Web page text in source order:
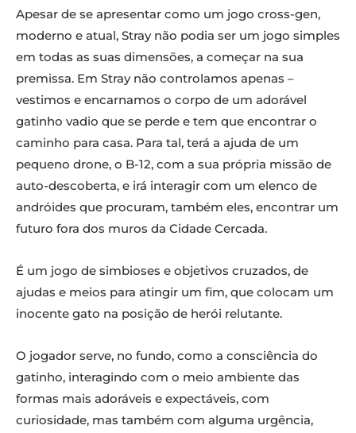
Apesar de se apresentar como um jogo cross-gen,
moderno e atual, Stray não podia ser um jogo simples
em todas as suas dimensões, a começar na sua
premissa. Em Stray não controlamos apenas –
vestimos e encarnamos o corpo de um adorável
gatinho vadio que se perde e tem que encontrar o
caminho para casa. Para tal, terá a ajuda de um
pequeno drone, o B-12, com a sua própria missão de
auto-descoberta, e irá interagir com um elenco de
andróides que procuram, também eles, encontrar um
futuro fora dos muros da Cidade Cercada.
É um jogo de simbioses e objetivos cruzados, de
ajudas e meios para atingir um fim, que colocam um
inocente gato na posição de herói relutante.
O jogador serve, no fundo, como a consciência do
gatinho, interagindo com o meio ambiente das
formas mais adoráveis e expectáveis, com
curiosidade, mas também com alguma urgência,